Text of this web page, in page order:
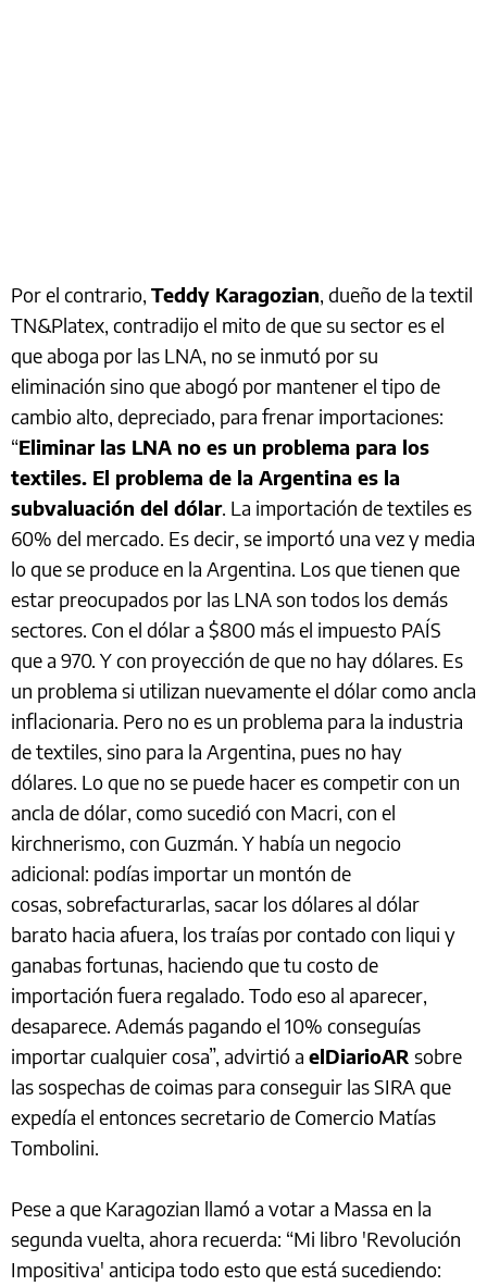
Por el contrario, Teddy Karagozian, dueño de la textil
TN&Platex, contradijo el mito de que su sector es el
que aboga por las LNA, no se inmutó por su
eliminación sino que abogó por mantener el tipo de
cambio alto, depreciado, para frenar importaciones:
“Eliminar las LNA no es un problema para los
textiles. El problema de la Argentina es la
subvaluación del dólar. La importación de textiles es
60% del mercado. Es decir, se importó una vez y media
lo que se produce en la Argentina. Los que tienen que
estar preocupados por las LNA son todos los demás
sectores. Con el dólar a $800 más el impuesto PAÍS
que a 970. Y con proyección de que no hay dólares. Es
un problema si utilizan nuevamente el dólar como ancla
inflacionaria. Pero no es un problema para la industria
de textiles, sino para la Argentina, pues no hay
dólares. Lo que no se puede hacer es competir con un
ancla de dólar, como sucedió con Macri, con el
kirchnerismo, con Guzmán. Y había un negocio
adicional: podías importar un montón de
cosas, sobrefacturarlas, sacar los dólares al dólar
barato hacia afuera, los traías por contado con liqui y
ganabas fortunas, haciendo que tu costo de
importación fuera regalado. Todo eso al aparecer,
desaparece. Además pagando el 10% conseguías
importar cualquier cosa”, advirtió a elDiarioAR sobre
las sospechas de coimas para conseguir las SIRA que
expedía el entonces secretario de Comercio Matías
Tombolini.
Pese a que Karagozian llamó a votar a Massa en la
segunda vuelta, ahora recuerda: “Mi libro 'Revolución
Impositiva' anticipa todo esto que está sucediendo: